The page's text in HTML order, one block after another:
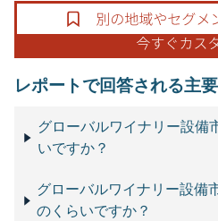
レポートで回答される主
グローバルワイナリー設備
いですか？
グローバルワイナリー設備
のくらいですか？